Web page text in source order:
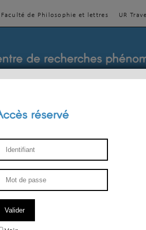
Faculté de Philosophie et lettres UR
de recherches
ENSEIGNEMENT
réservé